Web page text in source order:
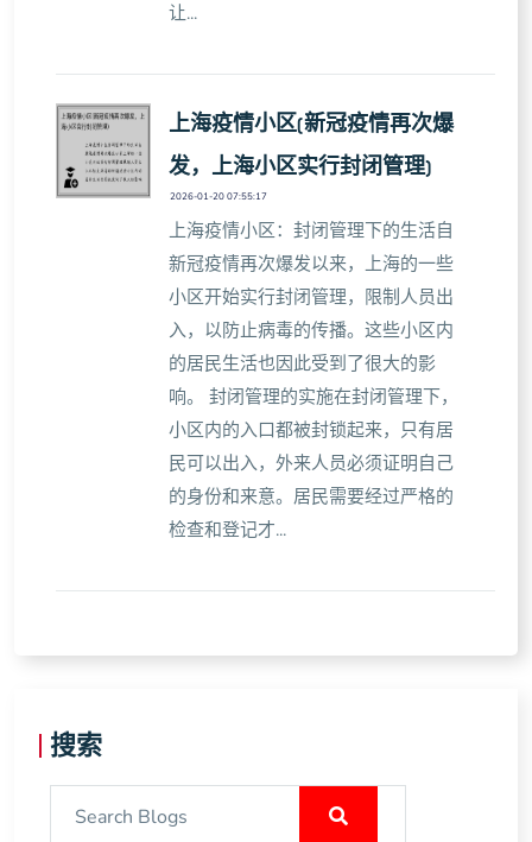
让...
上海疫情小区(新冠疫情再次爆
发，上海小区实行封闭管理)
2026-01-20 07:55:17
上海疫情小区：封闭管理下的生活自
新冠疫情再次爆发以来，上海的一些
小区开始实行封闭管理，限制人员出
入，以防止病毒的传播。这些小区内
的居民生活也因此受到了很大的影
响。 封闭管理的实施在封闭管理下，
小区内的入口都被封锁起来，只有居
民可以出入，外来人员必须证明自己
的身份和来意。居民需要经过严格的
检查和登记才...
搜索